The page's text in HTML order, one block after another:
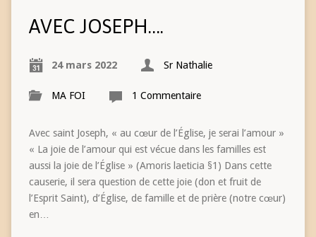
AVEC JOSEPH….
24 mars 2022 Sr Nathalie
MA FOI 1 Commentaire
Avec saint Joseph, « au cœur de l’Église, je serai l’amour »
« La joie de l’amour qui est vécue dans les familles est
aussi la joie de l’Église » (Amoris laeticia §1) Dans cette
causerie, il sera question de cette joie (don et fruit de
l’Esprit Saint), d’Église, de famille et de prière (notre cœur)
en…